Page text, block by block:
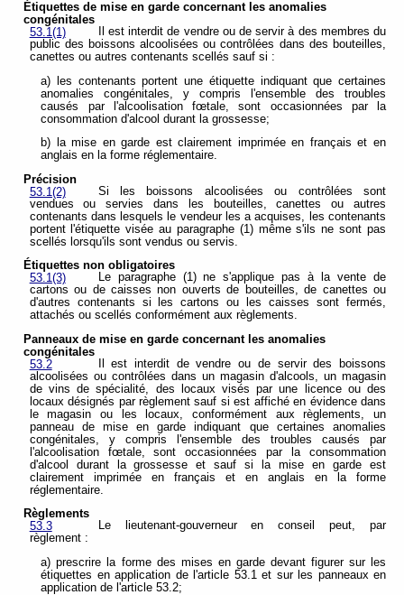
Étiquettes de mise en garde concernant les anomalies
congénitales
53.1(1)
Il est interdit de vendre ou de servir à des membres du
public des boissons alcoolisées ou contrôlées dans des bouteilles,
canettes ou autres contenants scellés sauf si :
a) les contenants portent une étiquette indiquant que certaines
anomalies congénitales, y compris l'ensemble des troubles
causés par l'alcoolisation fœtale, sont occasionnées par la
consommation d'alcool durant la grossesse;
b) la mise en garde est clairement imprimée en français et en
anglais en la forme réglementaire.
Précision
53.1(2)
Si les boissons alcoolisées ou contrôlées sont
vendues ou servies dans les bouteilles, canettes ou autres
contenants dans lesquels le vendeur les a acquises, les contenants
portent l'étiquette visée au paragraphe (1) même s'ils ne sont pas
scellés lorsqu'ils sont vendus ou servis.
Étiquettes non obligatoires
53.1(3)
Le paragraphe (1) ne s'applique pas à la vente de
cartons ou de caisses non ouverts de bouteilles, de canettes ou
d'autres contenants si les cartons ou les caisses sont fermés,
attachés ou scellés conformément aux règlements.
Panneaux de mise en garde concernant les anomalies
congénitales
53.2
Il est interdit de vendre ou de servir des boissons
alcoolisées ou contrôlées dans un magasin d'alcools, un magasin
de vins de spécialité, des locaux visés par une licence ou des
locaux désignés par règlement sauf si est affiché en évidence dans
le magasin ou les locaux, conformément aux règlements, un
panneau de mise en garde indiquant que certaines anomalies
congénitales, y compris l'ensemble des troubles causés par
l'alcoolisation fœtale, sont occasionnées par la consommation
d'alcool durant la grossesse et sauf si la mise en garde est
clairement imprimée en français et en anglais en la forme
réglementaire.
Règlements
53.3
Le lieutenant-gouverneur en conseil peut, par
règlement :
a) prescrire la forme des mises en garde devant figurer sur les
étiquettes en application de l'article 53.1 et sur les panneaux en
application de l'article 53.2;